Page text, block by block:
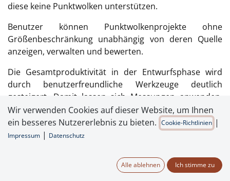
diese keine Punktwolken unterstützen.
Benutzer können Punktwolkenprojekte ohne
Größenbeschränkung unabhängig von deren Quelle
anzeigen, verwalten und bewerten.
Die Gesamtproduktivität in der Entwurfsphase wird
durch benutzerfreundliche Werkzeuge deutlich
gesteigert. Damit lassen sich Messungen anwenden,
hochpräzise CAD-Modelle extrahieren und
fotorealistische Renderings erstellen.
Wir verwenden Cookies auf dieser Website, um Ihnen
ein besseres Nutzererlebnis zu bieten. Cookie-Richtlinien |
Impressum | Datenschutz
Alle ablehnen Ich stimme zu